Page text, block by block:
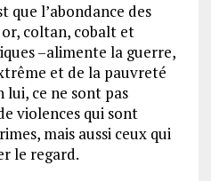
l’abondance des
coltan, cobalt et
–alimente la guerre,
et de la pauvreté
lui, ce ne sont pas
violences qui sont
mais aussi ceux qui
le regard.